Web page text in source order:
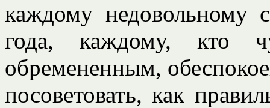
каждому недовольному
года, каждому, кто
обремененным,
посоветовать, как